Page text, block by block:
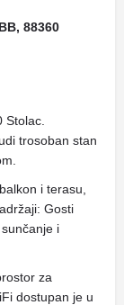
88360
Stolac.
trosoban stan
i terasu,
Gosti
i
za
dostupan je u